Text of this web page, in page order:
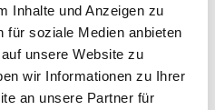
Inhalte und Anzeigen zu
für soziale Medien anbieten
unsere Website zu
wir Informationen zu Ihrer
an unsere Partner für
T-Profils und des EST
ausgewiesene Kräfte sowie
bei Verwendung beider
werden können.